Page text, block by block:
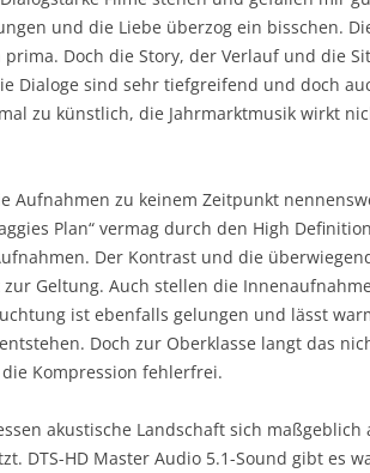
und die Liebe überzog ein bisschen.
Doch die Story, der Verlauf und die
Dialoge sind sehr tiefgreifend und doch
zu künstlich, die Jahrmarktmusik wirkt
Aufnahmen zu keinem Zeitpunkt
Plan“ vermag durch den High
Der Kontrast und die
Geltung. Auch stellen die
ist ebenfalls gelungen und lässt
Doch zur Oberklasse langt das
Kompression fehlerfrei.
akustische Landschaft sich maßgeblich
DTS-HD Master Audio 5.1-Sound gibt es